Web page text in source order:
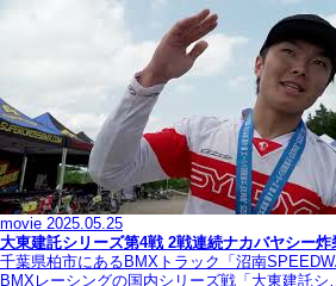
movie 2025.05.25
大東建託シリーズ第4戦 2戦連続ナカバヤシー
千葉県柏市にあるBMXトラック「沼南
BMXレーシングの国内シリーズ戦「大東建託シ…